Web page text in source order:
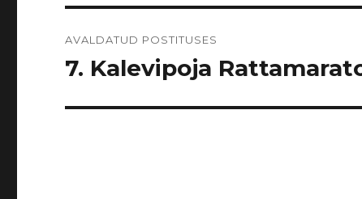
AVALDATUD POSTITUSES
7. Kalevipoja